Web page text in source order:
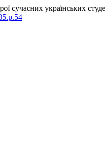
сучасних українських